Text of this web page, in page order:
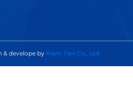
& develope by Kiem Tien Co., Ltd